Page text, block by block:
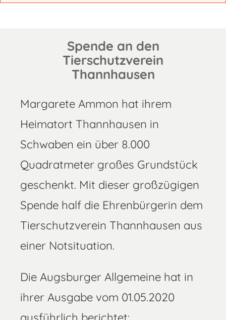
Spende an den
Tierschutzverein
Thannhausen
Margarete Ammon hat ihrem
Heimatort Thannhausen in
Schwaben ein über 8.000
Quadratmeter großes Grundstück
geschenkt. Mit dieser großzügigen
Spende half die Ehrenbürgerin dem
Tierschutzverein Thannhausen aus
einer Notsituation.
Die Augsburger Allgemeine hat in
ihrer Ausgabe vom 01.05.2020